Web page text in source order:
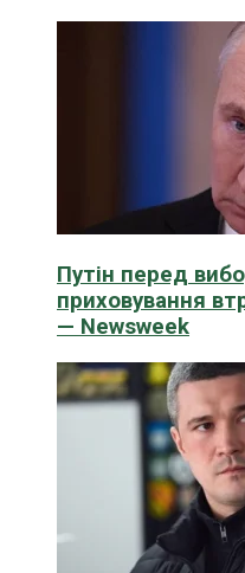
Путін перед
приховування
— Newsweek